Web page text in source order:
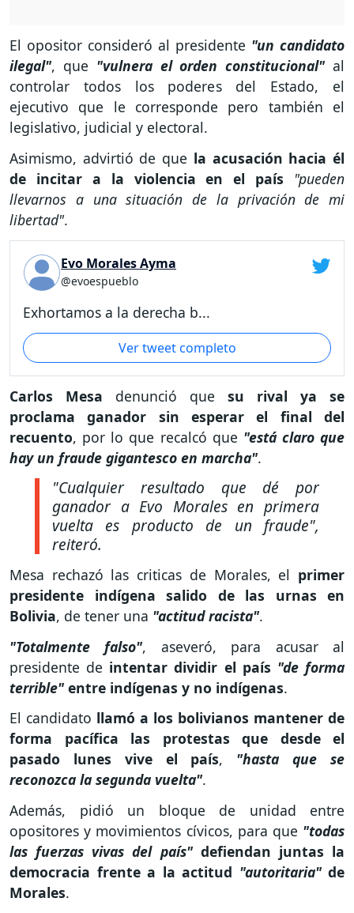
El opositor consideró al presidente "un candidato
ilegal", que "vulnera el orden constitucional" al
controlar todos los poderes del Estado, el
ejecutivo que le corresponde pero también el
legislativo, judicial y electoral.
Asimismo, advirtió de que la acusación hacia él
de incitar a la violencia en el país "pueden
llevarnos a una situación de la privación de mi
libertad".
Evo Morales Ayma
@evoespueblo
Exhortamos a la derecha b...
Ver tweet completo
Carlos Mesa denunció que su rival ya se
proclama ganador sin esperar el final del
recuento, por lo que recalcó que "está claro que
hay un fraude gigantesco en marcha".
"Cualquier resultado que dé por
ganador a Evo Morales en primera
vuelta es producto de un fraude",
reiteró.
Mesa rechazó las criticas de Morales, el primer
presidente indígena salido de las urnas en
Bolivia, de tener una "actitud racista".
"Totalmente falso", aseveró, para acusar al
presidente de intentar dividir el país "de forma
terrible" entre indígenas y no indígenas.
El candidato llamó a los bolivianos mantener de
forma pacífica las protestas que desde el
pasado lunes vive el país, "hasta que se
reconozca la segunda vuelta".
Además, pidió un bloque de unidad entre
opositores y movimientos cívicos, para que "todas
las fuerzas vivas del país" defiendan juntas la
democracia frente a la actitud "autoritaria"de
Morales.